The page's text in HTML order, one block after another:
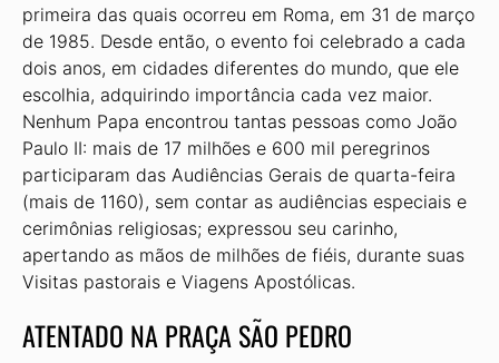
primeira das quais ocorreu em Roma, em 31 de março
de 1985. Desde então, o evento foi celebrado a cada
dois anos, em cidades diferentes do mundo, que ele
escolhia, adquirindo importância cada vez maior.
Nenhum Papa encontrou tantas pessoas como João
Paulo II: mais de 17 milhões e 600 mil peregrinos
participaram das Audiências Gerais de quarta-feira
(mais de 1160), sem contar as audiências especiais e
cerimônias religiosas; expressou seu carinho,
apertando as mãos de milhões de fiéis, durante suas
Visitas pastorais e Viagens Apostólicas.
ATENTADO NA PRAÇA SÃO PEDRO